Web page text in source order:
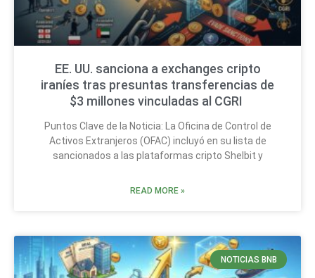
EE. UU. sanciona a exchanges cripto
iraníes tras presuntas transferencias de
$3 millones vinculadas al CGRI
Puntos Clave de la Noticia: La Oficina de Control de
Activos Extranjeros (OFAC) incluyó en su lista de
sancionados a las plataformas cripto Shelbit y
READ MORE »
NOTICIAS BNB